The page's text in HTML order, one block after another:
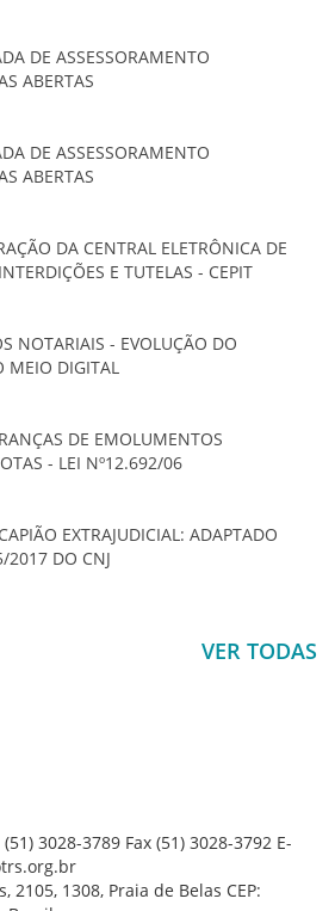
DE ASSESSORAMENTO
ABERTAS
DE ASSESSORAMENTO
ABERTAS
DA CENTRAL ELETRÔNICA DE
E TUTELAS - CEPIT
NOTARIAIS - EVOLUÇÃO DO
MEIO DIGITAL
DE EMOLUMENTOS
- LEI Nº12.692/06
EXTRAJUDICIAL: ADAPTADO
2017 DO CNJ
VER TODAS
(51) 3028-3789 Fax (51) 3028-3792 E-
2105, 1308, Praia de Belas CEP: